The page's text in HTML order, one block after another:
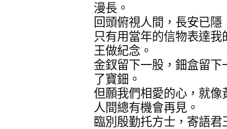
漫長。
回頭俯視人間，長安已
只有用當年的信物表達
王做紀念。
金釵留下一股，鈿盒留
了寶鈿。
但願我們相愛的心，就
人間總有機會再見。
臨別殷勤托方士，寄語